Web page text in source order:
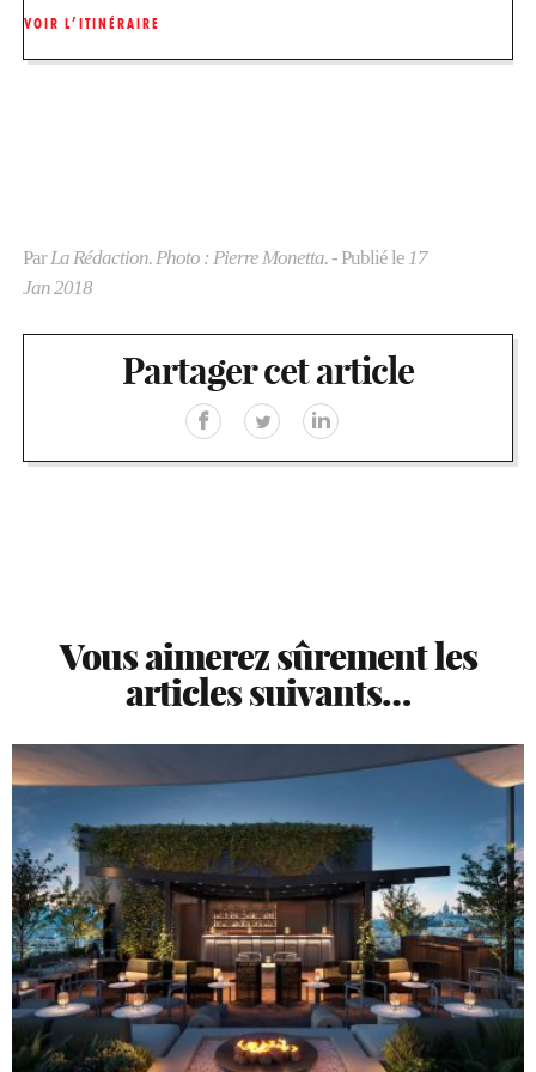
VOIR L’ITINÉRAIRE
ParLa Rédaction. Photo : Pierre Monetta.- Publié le 17
Jan 2018
Partager cet article
Vous aimerez sûrement les
articles suivants…